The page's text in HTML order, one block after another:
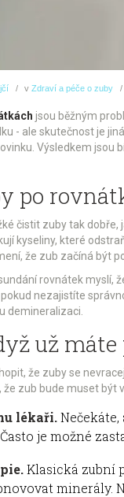
v Zdraví a péče o zuby
jsou běžným
- ale skutečnost je
Výsledkem jsou
po
čistit zuby tak
kyseliny, které
že zub začíná být
rovnátek myslí,
nezajistíte
demineralizaci.
už máte
že zuby se
zub bude muset být
lékaři.
je možné
Klasická zubní
minerály.